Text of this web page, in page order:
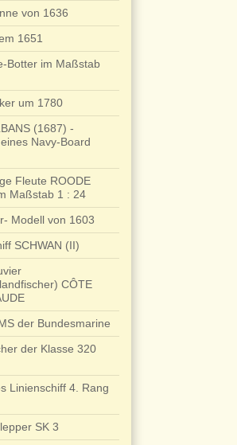
von 1636
1651
Botter im Maßstab
um 1780
(1687) -
Navy-Board
Fleute ROODE
Maßstab 1 : 24
Modell von 1603
SCHWAN (II)
CÔTE
der Bundesmarine
der Klasse 320
Linienschiff 4. Rang
SK 3